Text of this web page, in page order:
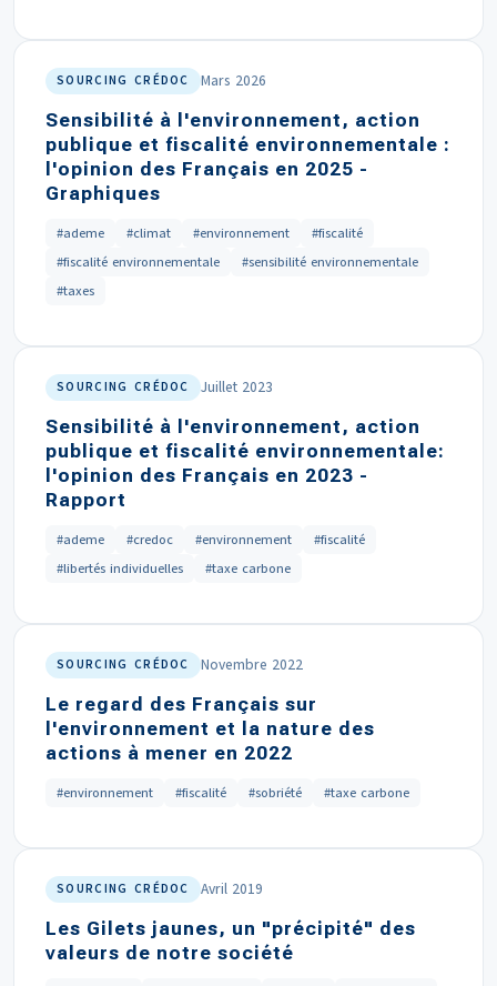
SOURCING CRÉDOC Mars 2026
Sensibilité à l'environnement, action
publique et fiscalité environnementale :
l'opinion des Français en 2025 -
Graphiques
#ademe #climat #environnement
#fiscalité
#fiscalité environnementale
#sensibilité environnementale
#taxes
SOURCING CRÉDOC Juillet 2023
Sensibilité à l'environnement, action
publique et fiscalité environnementale:
l'opinion des Français en 2023 -
Rapport
#ademe #credoc #environnement
#fiscalité
#libertés individuelles
#taxe carbone
SOURCING CRÉDOC Novembre 2022
Le regard des Français sur
l'environnement et la nature des
actions à mener en 2022
#environnement #fiscalité #sobriété #taxe carbone
SOURCING CRÉDOC Avril 2019
Les Gilets jaunes, un "précipité" des
valeurs de notre société